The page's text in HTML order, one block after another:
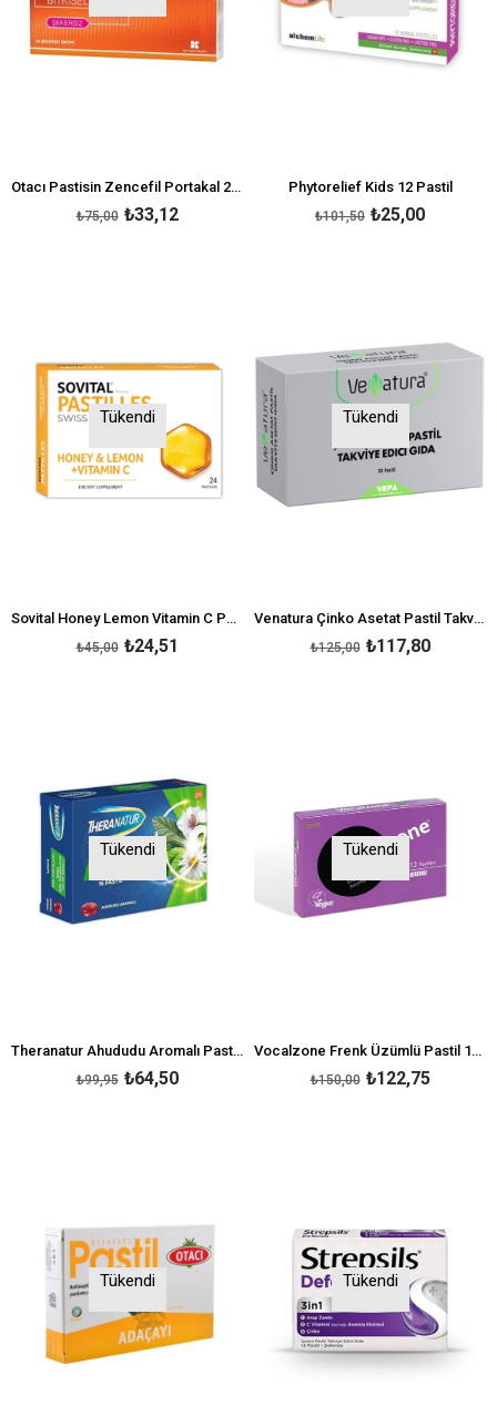
Otacı Pastisin Zencefil Portakal 24 Adet
₺33,12
₺75,00
Phytorelief Kids 12 Pastil
₺25,00
₺101,50
Tükendi
Sovital Honey Lemon Vitamin C Pastil 24 Adet
₺24,51
₺45,00
Tükendi
Venatura Çinko Asetat Pastil Takviye Edici Gıda 30 Pastil
₺117,80
₺125,00
Tükendi
Theranatur Ahududu Aromalı Pastil 16lı
₺64,50
₺99,95
Tükendi
Vocalzone Frenk Üzümlü Pastil 12'li
₺122,75
₺150,00
Tükendi Tükendi